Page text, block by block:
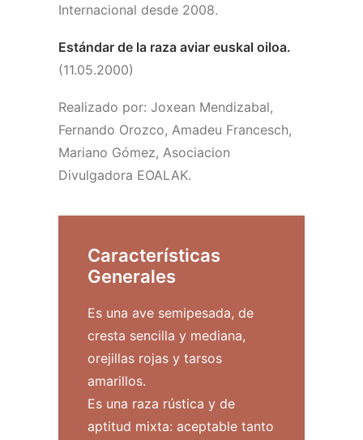
Internacional desde 2008.
Estándar de la raza aviar euskal oiloa.
(11.05.2000)
Realizado por: Joxean Mendizabal,
Fernando Orozco, Amadeu Francesch,
Mariano Gómez, Asociacion
Divulgadora EOALAK.
Características
Generales
Es una ave semipesada, de
cresta sencilla y mediana,
orejillas rojas y tarsos
amarillos.
Es una raza rústica y de
aptitud mixta: aceptable tanto